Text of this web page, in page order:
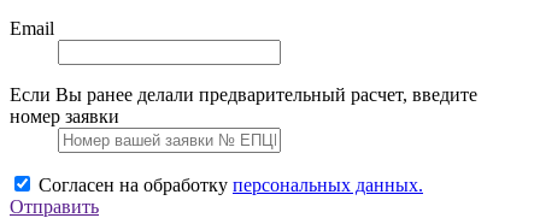
Email
Если Вы ранее делали предварительный расчет, введите
номер заявки
Согласен на обработку персональных данных.
Отправить